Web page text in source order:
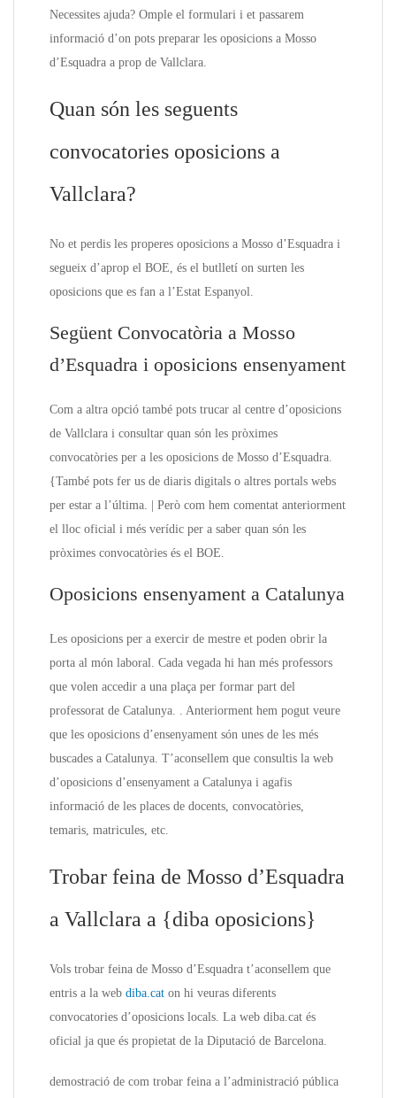
Necessites ajuda? Omple el formulari i et passarem
informació d’on pots preparar les oposicions a Mosso
d’Esquadra a prop de Vallclara.
Quan són les seguents
convocatories oposicions a
Vallclara?
No et perdis les properes oposicions a Mosso d’Esquadra i
segueix d’aprop el BOE, és el butlletí on surten les
oposicions que es fan a l’Estat Espanyol.
Següent Convocatòria a Mosso
d’Esquadra i oposicions ensenyament
Com a altra opció també pots trucar al centre d’oposicions
de Vallclara i consultar quan són les pròximes
convocatòries per a les oposicions de Mosso d’Esquadra.
{També pots fer us de diaris digitals o altres portals webs
per estar a l’última. | Però com hem comentat anteriorment
el lloc oficial i més verídic per a saber quan són les
pròximes convocatòries és el BOE.
Oposicions ensenyament a Catalunya
Les oposicions per a exercir de mestre et poden obrir la
porta al món laboral. Cada vegada hi han més professors
que volen accedir a una plaça per formar part del
professorat de Catalunya. . Anteriorment hem pogut veure
que les oposicions d’ensenyament són unes de les més
buscades a Catalunya. T’aconsellem que consultis la web
d’oposicions d’ensenyament a Catalunya i agafis
informació de les places de docents, convocatòries,
temaris, matricules, etc.
Trobar feina de Mosso d’Esquadra
a Vallclara a {diba oposicions}
Vols trobar feina de Mosso d’Esquadra t’aconsellem que
entris a la web diba.cat on hi veuras diferents
convocatories d’oposicions locals. La web diba.cat és
oficial ja que és propietat de la Diputació de Barcelona.
demostració de com trobar feina a l’administració pública